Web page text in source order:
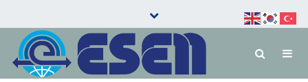
Close
top
bar